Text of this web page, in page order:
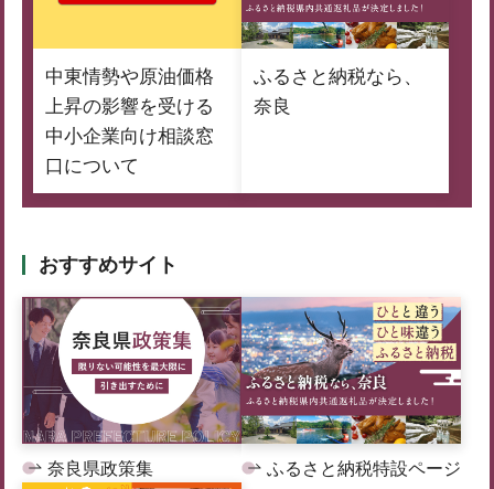
中東情勢や原油価格
上昇の影響を受ける
中小企業向け相談窓
口について
ふるさと納税なら、
奈良
おすすめサイト
奈良県政策集 ふるさと納税特設ページ